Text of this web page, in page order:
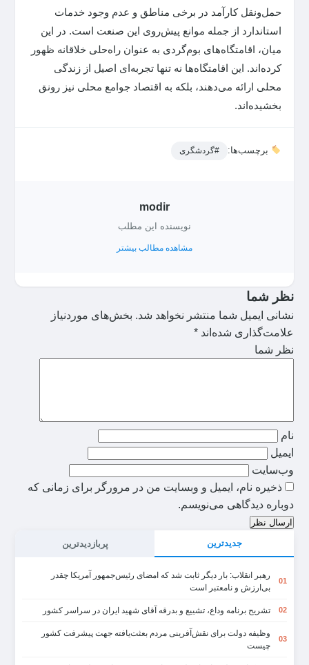
جدیدترین پربازدیدترین
01
رهبر انقلاب: بار دیگر ثابت شد که امضای رئیس‌جمهور آمریکا چقدر
بی‌ارزش و نامعتبر است
02 تشریح برنامه وداع، تشییع و بدرقه آقای شهید ایران در سراسر کشور
03
وظیفه دولت برای نقش‌آفرینی مردم بعثت‌یافته جهت پیشرفت کشور
چیست
حمل‌ونقل کارآمد در برخی مناطق و عدم وجود خدمات
استاندارد از جمله موانع پیش‌روی این صنعت است. در این
میان، اقامتگاه‌های بوم‌گردی به عنوان راه‌حلی خلاقانه ظهور
کرده‌اند. این اقامتگاه‌ها نه تنها تجربه‌ای اصیل از زندگی
محلی ارائه می‌دهند، بلکه به اقتصاد جوامع محلی نیز رونق
بخشیده‌اند.
برچسب‌ها: #گردشگری
modir
نویسنده این مطلب
مشاهده مطالب بیشتر
نظر شما
نشانی ایمیل شما منتشر نخواهد شد. بخش‌های موردنیاز
علامت‌گذاری شده‌اند *
نظر شما
نام
ایمیل
وب‌سایت
ذخیره نام، ایمیل و وبسایت من در مرورگر برای زمانی که
دوباره دیدگاهی می‌نویسم.
ارسال نظر